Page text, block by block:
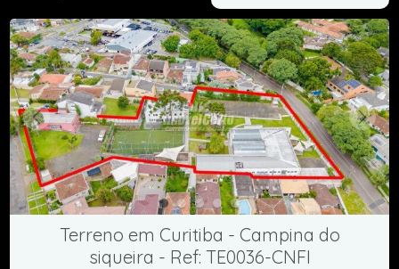
Terreno em Curitiba - Campina do
siqueira - Ref: TE0036-CNFI